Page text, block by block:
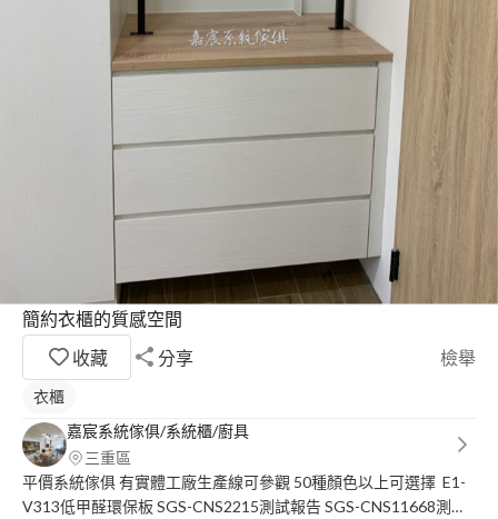
簡約衣櫃的質感空間
收藏
分享 檢舉
衣櫃
嘉宸系統傢俱/系統櫃/廚具
三重區
平價系統傢俱 有實體工廠生產線可參觀 50種顏色以上可選擇 E1-
V313低甲醛環保板 SGS-CNS2215測試報告 SGS-CNS11668測試